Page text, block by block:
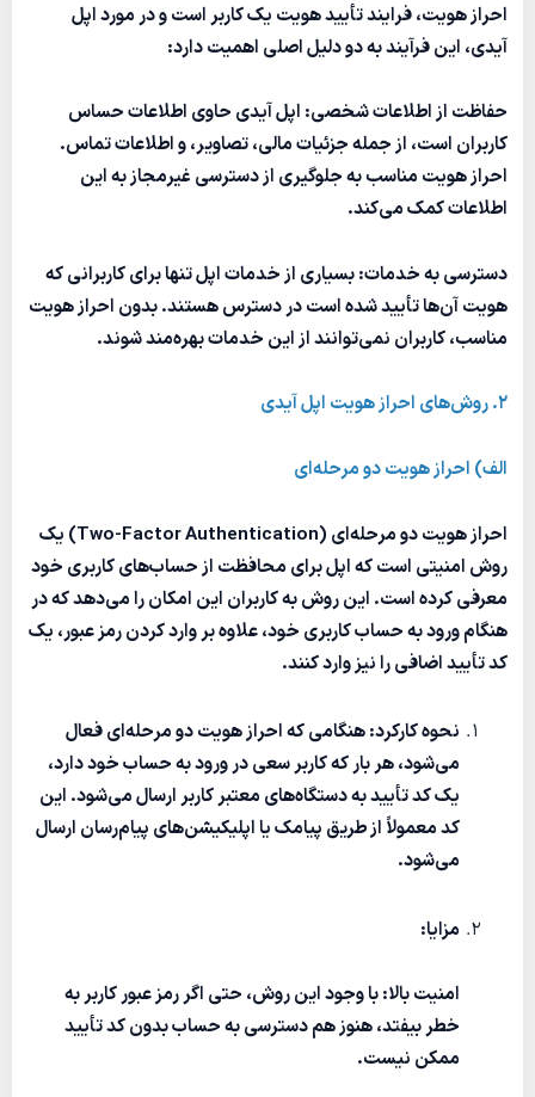
احراز هویت، فرایند تأیید هویت یک کاربر است و در مورد اپل
آیدی، این فرآیند به دو دلیل اصلی اهمیت دارد:
حفاظت از اطلاعات شخصی: اپل آیدی حاوی اطلاعات حساس
کاربران است، از جمله جزئیات مالی، تصاویر، و اطلاعات تماس.
احراز هویت مناسب به جلوگیری از دسترسی غیرمجاز به این
اطلاعات کمک می‌کند.
دسترسی به خدمات: بسیاری از خدمات اپل تنها برای کاربرانی که
هویت آن‌ها تأیید شده است در دسترس هستند. بدون احراز هویت
مناسب، کاربران نمی‌توانند از این خدمات بهره‌مند شوند.
۲. روش‌های احراز هویت اپل آیدی
الف) احراز هویت دو مرحله‌ای
احراز هویت دو مرحله‌ای (Two-Factor Authentication) یک
روش امنیتی است که اپل برای محافظت از حساب‌های کاربری خود
معرفی کرده است. این روش به کاربران این امکان را می‌دهد که در
هنگام ورود به حساب کاربری خود، علاوه بر وارد کردن رمز عبور، یک
کد تأیید اضافی را نیز وارد کنند.
نحوه کارکرد: هنگامی که احراز هویت دو مرحله‌ای فعال
می‌شود، هر بار که کاربر سعی در ورود به حساب خود دارد،
یک کد تأیید به دستگاه‌های معتبر کاربر ارسال می‌شود. این
کد معمولاً از طریق پیامک یا اپلیکیشن‌های پیام‌رسان ارسال
می‌شود.
مزایا:
امنیت بالا: با وجود این روش، حتی اگر رمز عبور کاربر به
خطر بیفتد، هنوز هم دسترسی به حساب بدون کد تأیید
ممکن نیست.